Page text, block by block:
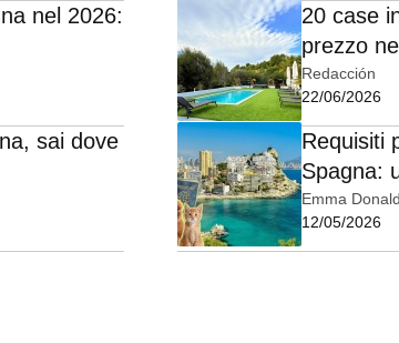
nel 2026:
sai dove
20 case
prezzo
Redacción
22/06/2026
Requisiti
Spagna:
Emma
12/05/2026